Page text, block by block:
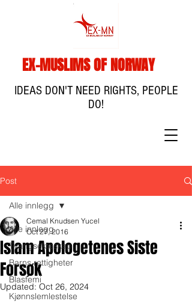
EX-MUSLIMS OF NORWAY
IDEAS DON'T NEED RIGHTS, PEOPLE
DO!
Post
Alle innlegg
Tvangsekteskap
Barns rettigheter
Blasfemi
Kjønnslemlestelse
Alle innlegg
Islam Apologetenes Siste
Forsøk
Cemal Knudsen Yucel
Oct 27, 2016
Updated: Oct 26, 2024